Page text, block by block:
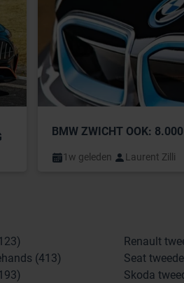
BMW ZWICHT OOK:
1w geleden Laurent Zilli
(413)
Renault
Seat
Skoda